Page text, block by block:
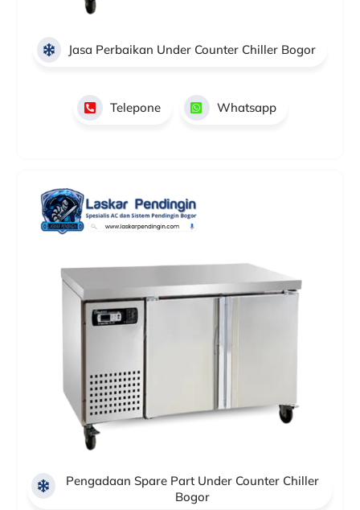
Jasa Perbaikan Under Counter Chiller Bogor
Telepone Whatsapp
Pengadaan Spare Part Under Counter Chiller
Bogor